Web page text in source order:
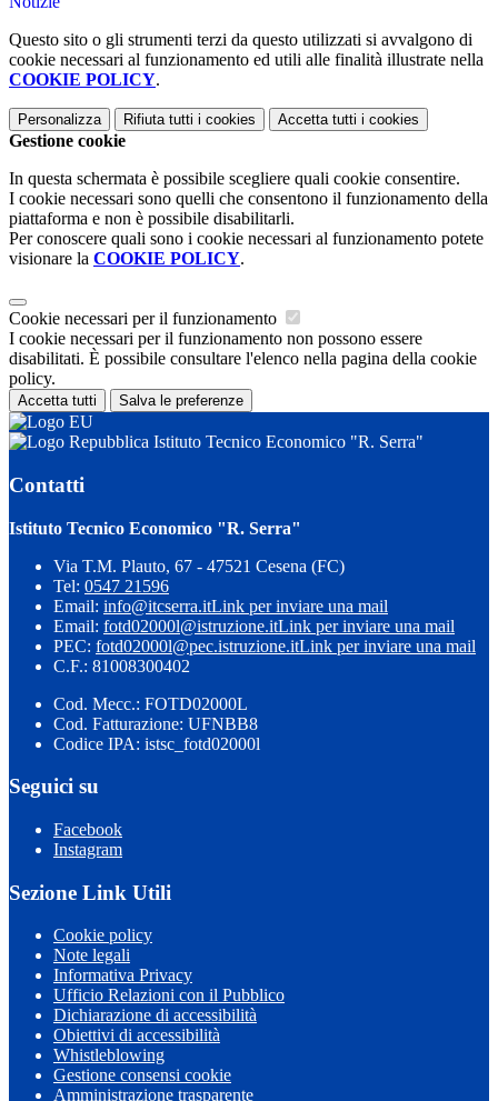
Questo sito o gli strumenti terzi da questo utilizzati si avvalgono di
cookie necessari al funzionamento ed utili alle finalità illustrate nella
COOKIE POLICY.
Personalizza Rifiuta tutti i cookies Accetta tutti i cookies
Gestione cookie
In questa schermata è possibile scegliere quali cookie consentire.
I cookie necessari sono quelli che consentono il funzionamento della
piattaforma e non è possibile disabilitarli.
Per conoscere quali sono i cookie necessari al funzionamento potete
visionare la COOKIE POLICY.
Cookie necessari per il funzionamento
I cookie necessari per il funzionamento non possono essere
disabilitati. È possibile consultare l'elenco nella pagina della cookie
policy.
Accetta tutti Salva le preferenze
Istituto Tecnico Economico "R. Serra"
Contatti
Istituto Tecnico Economico "R. Serra"
Via T.M. Plauto, 67 - 47521 Cesena (FC)
Tel: 0547 21596
Email: info@itcserra.itLink per inviare una mail
Email: fotd02000l@istruzione.itLink per inviare una mail
PEC: fotd02000l@pec.istruzione.itLink per inviare una mail
C.F.: 81008300402
Cod. Mecc.: FOTD02000L
Cod. Fatturazione: UFNBB8
Codice IPA: istsc_fotd02000l
Seguici su
Facebook
Instagram
Sezione Link Utili
Cookie policy
Note legali
Informativa Privacy
Ufficio Relazioni con il Pubblico
Dichiarazione di accessibilità
Obiettivi di accessibilità
Whistleblowing
Gestione consensi cookie
Amministrazione trasparente